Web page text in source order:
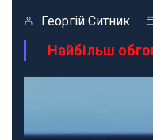
Георгій Ситник
Найбільш